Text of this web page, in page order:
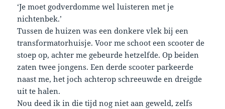
‘Je moet godverdomme wel luisteren met je
nichtenbek.’
Tussen de huizen was een donkere vlek bij een
transformatorhuisje. Voor me schoot een scooter de
stoep op, achter me gebeurde hetzelfde. Op beiden
zaten twee jongens. Een derde scooter parkeerde
naast me, het joch achterop schreeuwde en dreigde
uit te halen.
Nou deed ik in die tijd nog niet aan geweld, zelfs